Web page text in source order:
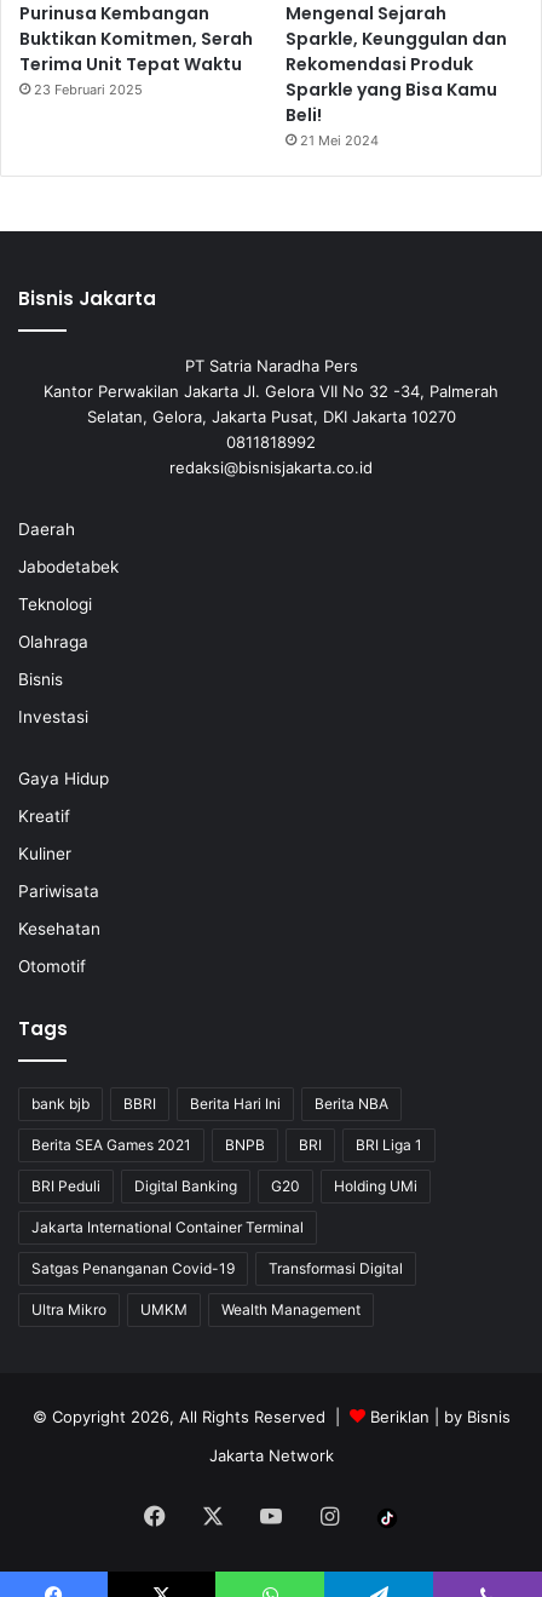
Purinusa Kembangan
Buktikan Komitmen, Serah
Terima Unit Tepat Waktu
23 Februari 2025
Mengenal Sejarah
Sparkle, Keunggulan dan
Rekomendasi Produk
Sparkle yang Bisa Kamu
Beli!
21 Mei 2024
Bisnis Jakarta
PT Satria Naradha Pers
Kantor Perwakilan Jakarta Jl. Gelora VII No 32 -34, Palmerah
Selatan, Gelora, Jakarta Pusat, DKI Jakarta 10270
0811818992
redaksi@bisnisjakarta.co.id
Daerah
Jabodetabek
Teknologi
Olahraga
Bisnis
Investasi
Gaya Hidup
Kreatif
Kuliner
Pariwisata
Kesehatan
Otomotif
Tags
bank bjb BBRI Berita Hari Ini Berita NBA
Berita SEA Games 2021 BNPB BRI BRI Liga 1
BRI Peduli Digital Banking G20 Holding UMi
Jakarta International Container Terminal
Satgas Penanganan Covid-19 Transformasi Digital
Ultra Mikro UMKM Wealth Management
© Copyright 2026, All Rights Reserved | Beriklan | by Bisnis
Jakarta Network
Facebook YouTubeInstagram